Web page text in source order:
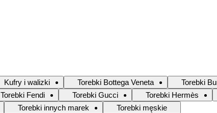
Kufry i walizki Torebki Bottega Veneta Torebki
Torebki Fendi Torebki Gucci Torebki Hermès
Torebki innych marek Torebki męskie